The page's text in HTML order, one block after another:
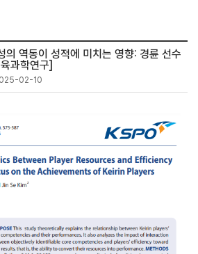
의 역동이 성적에 미치는 영향: 경륜 선수
과학연구]
02-10